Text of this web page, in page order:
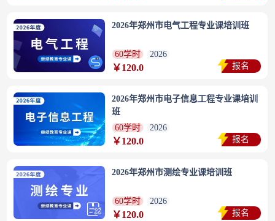
2026年郑州市电气工程专业课培训班
60学时 2026
￥120.0 报名
2026年郑州市电子信息工程专业课培训
班
60学时
2026
￥120.0 报名
2026年郑州市测绘专业课培训班
60学时 2026
￥120.0 报名